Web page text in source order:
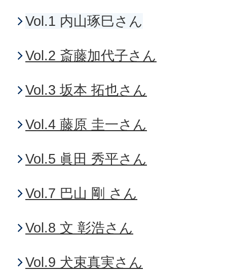
Vol.1 内山琢巳さん
Vol.2 斎藤加代子さん
Vol.3 坂本 拓也さん
Vol.4 藤原 圭一さん
Vol.5 眞田 秀平さん
Vol.7 巴山 剛 さん
Vol.8 文 彰浩さん
Vol.9 犬束真実さん